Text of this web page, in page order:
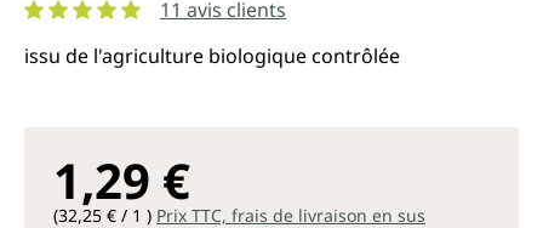
11 avis clients
issu de l'agriculture biologique contrôlée
1,29 €
(32,25 € / 1 ) Prix TTC, frais de livraison en sus